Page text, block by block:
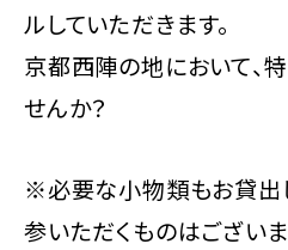
ルしていただきます。
京都西陣の地において、
せんか？
※必要な小物類もお貸出
参いただくものはござい